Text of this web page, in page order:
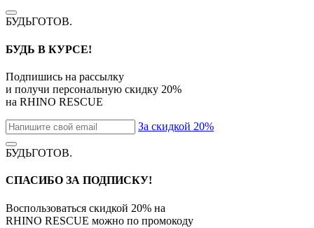
БУДЬГОТОВ.
БУДЬ В КУРСЕ!
Подпишись на рассылку
и получи персональную скидку 20%
на RHINO RESCUE
За скидкой 20%
БУДЬГОТОВ.
СПАСИБО ЗА ПОДПИСКУ!
Воспользоваться скидкой 20% на
RHINO RESCUE можно по промокоду